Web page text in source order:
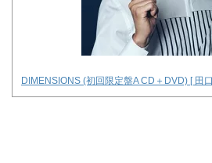
DIMENSIONS (初回限定盤A CD＋DVD) [ 田